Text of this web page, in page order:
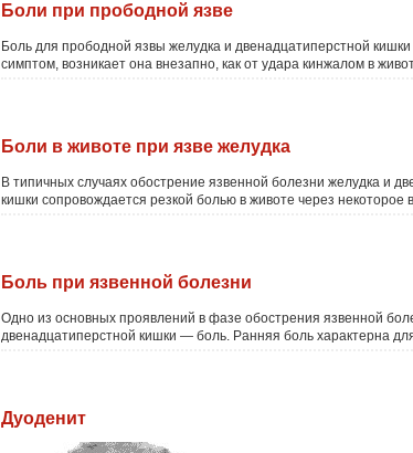
Боли при прободной язве
Боль для прободной язвы желудка и двенадцатиперстной
симптом, возникает она внезапно, как от удара кинжалом в
Боли в животе при язве желудка
В типичных случаях обострение язвенной болезни желудка и
кишки сопровождается резкой болью в животе через некоторое
Боль при язвенной болезни
Одно из основных проявлений в фазе обострения язвенной
двенадцатиперстной кишки — боль. Ранняя боль характерна
Дуоденит